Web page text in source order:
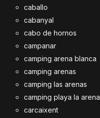
caballo
cabanyal
cabo de hornos
campanar
camping arena blanca
camping arenas
camping las arenas
camping playa la arena
carcaixent